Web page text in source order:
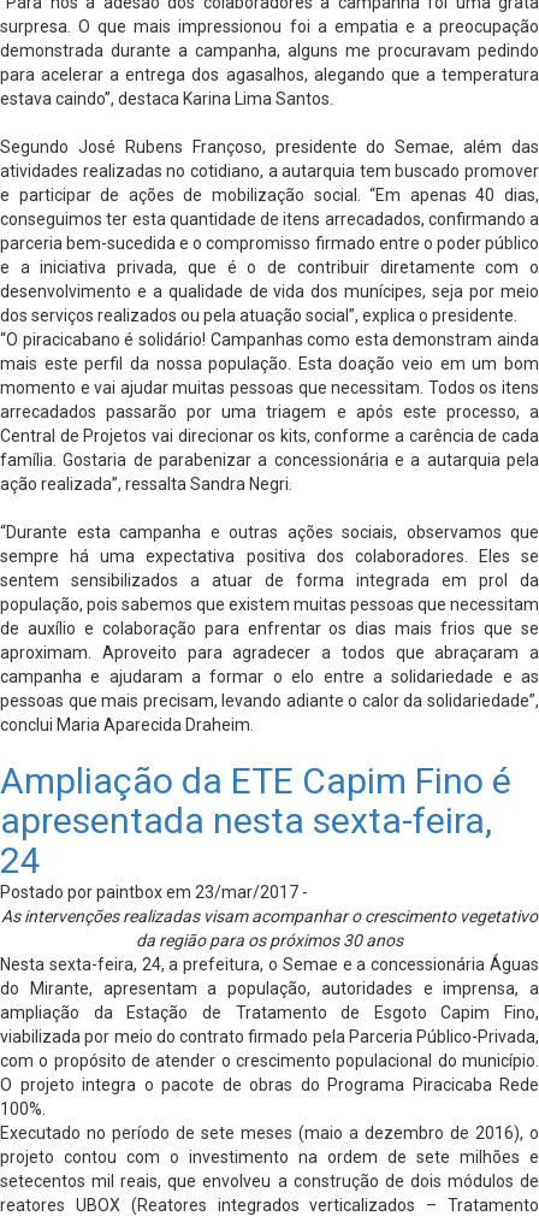
surpresa. O que mais impressionou foi a empatia e a preocupação
demonstrada durante a campanha, alguns me procuravam pedindo
para acelerar a entrega dos agasalhos, alegando que a temperatura
estava caindo”, destaca Karina Lima Santos.
Segundo José Rubens Françoso, presidente do Semae, além das
atividades realizadas no cotidiano, a autarquia tem buscado promover
e participar de ações de mobilização social. “Em apenas 40 dias,
conseguimos ter esta quantidade de itens arrecadados, confirmando a
parceria bem-sucedida e o compromisso firmado entre o poder público
e a iniciativa privada, que é o de contribuir diretamente com o
desenvolvimento e a qualidade de vida dos munícipes, seja por meio
dos serviços realizados ou pela atuação social”, explica o presidente.
“O piracicabano é solidário! Campanhas como esta demonstram ainda
mais este perfil da nossa população. Esta doação veio em um bom
momento e vai ajudar muitas pessoas que necessitam. Todos os itens
arrecadados passarão por uma triagem e após este processo, a
Central de Projetos vai direcionar os kits, conforme a carência de cada
família. Gostaria de parabenizar a concessionária e a autarquia pela
ação realizada”, ressalta Sandra Negri.
“Durante esta campanha e outras ações sociais, observamos que
sempre há uma expectativa positiva dos colaboradores. Eles se
sentem sensibilizados a atuar de forma integrada em prol da
população, pois sabemos que existem muitas pessoas que necessitam
de auxílio e colaboração para enfrentar os dias mais frios que se
aproximam. Aproveito para agradecer a todos que abraçaram a
campanha e ajudaram a formar o elo entre a solidariedade e as
pessoas que mais precisam, levando adiante o calor da solidariedade”,
conclui Maria Aparecida Draheim.
Ampliação da ETE Capim Fino é
apresentada nesta sexta-feira,
24
Postado por paintbox em 23/mar/2017 -
As intervenções realizadas visam acompanhar o crescimento vegetativo
da região para os próximos 30 anos
Nesta sexta-feira, 24, a prefeitura, o Semae e a concessionária Águas
do Mirante, apresentam a população, autoridades e imprensa, a
ampliação da Estação de Tratamento de Esgoto Capim Fino,
viabilizada por meio do contrato firmado pela Parceria Público-Privada,
com o propósito de atender o crescimento populacional do município.
O projeto integra o pacote de obras do Programa Piracicaba Rede
100%.
Executado no período de sete meses (maio a dezembro de 2016), o
projeto contou com o investimento na ordem de sete milhões e
setecentos mil reais, que envolveu a construção de dois módulos de
reatores UBOX (Reatores integrados verticalizados – Tratamento